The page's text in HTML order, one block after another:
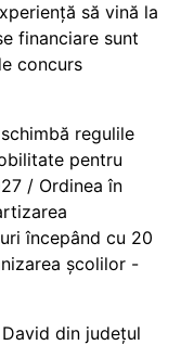
să vină la
financiare sunt
concurs
regulile
pentru
/ Ordinea în
începând cu 20
școlilor -
din județul